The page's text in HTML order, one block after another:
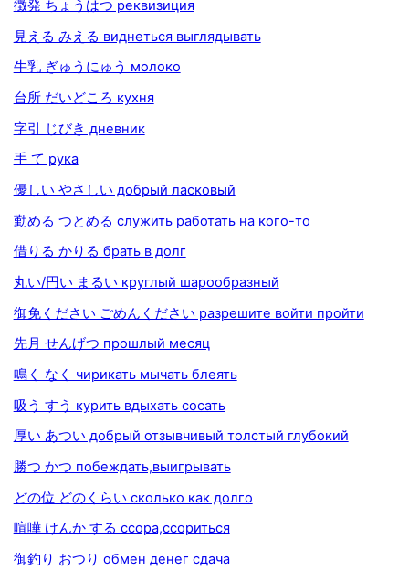
徴発 ちょうはつ реквизиция
見える みえる виднеться выглядывать
牛乳 ぎゅうにゅう молоко
台所 だいどころ кухня
字引 じびき дневник
手 て рука
優しい やさしい добрый ласковый
勤める つとめる служить работать на кого-то
借りる かりる брать в долг
丸い/円い まるい круглый шарообразный
御免ください ごめんください разрешите войти пройти
先月 せんげつ прошлый месяц
鳴く なく чирикать мычать блеять
吸う すう курить вдыхать сосать
厚い あつい добрый отзывчивый толстый глубокий
勝つ かつ побеждать,выигрывать
どの位 どのくらい сколько как долго
喧嘩 けんか する ссора,ссориться
御釣り おつり обмен денег сдача